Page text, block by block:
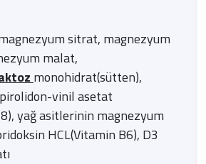
sitrat, magnezyum
malat,
monohidrat(sütten),
vinil asetat
yağ asitlerinin magnezyum
HCL(Vitamin B6), D3